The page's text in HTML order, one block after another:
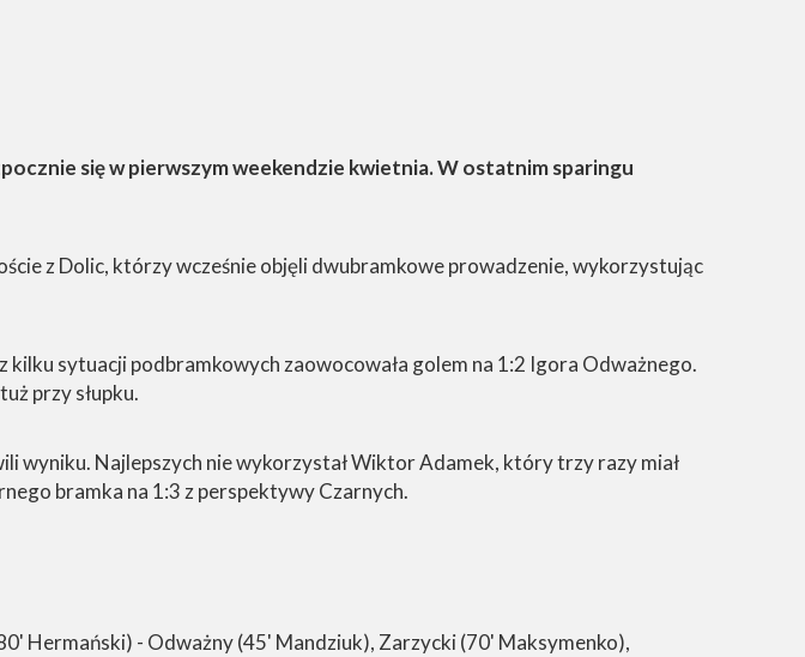
się w pierwszym weekendzie kwietnia. W ostatnim sparingu
z Dolic, którzy wcześnie objęli dwubramkowe prowadzenie, wykorzystując
sytuacji podbramkowych zaowocowała golem na 1:2 Igora Odważnego.
przy słupku.
wyniku. Najlepszych nie wykorzystał Wiktor Adamek, który trzy razy miał
bramka na 1:3 z perspektywy Czarnych.
Hermański) - Odważny (45' Mandziuk), Zarzycki (70' Maksymenko),